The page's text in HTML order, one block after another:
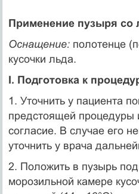
Применение пузыря со
Оснащение: полотенце
кусочки льда.
I. Подготовка к
1. Уточнить у пациента
предстоящей процедуры
согласие. В случае его
уточнить у врача
2. Положить в пузырь
морозильной камере